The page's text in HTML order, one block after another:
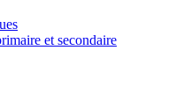
et secondaire